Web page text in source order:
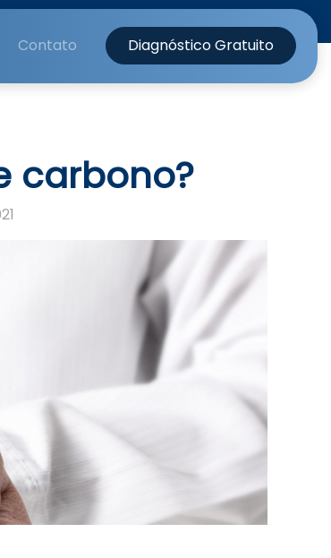
Contato Diagnóstico Gratuito
carbono?